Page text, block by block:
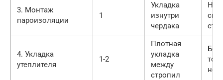
3. Монтаж
пароизоляции
1
Укладка
изнутри
чердака
см,
4. Укладка
утеплителя
1-2
Плотная
укладка
между
стропил
Без